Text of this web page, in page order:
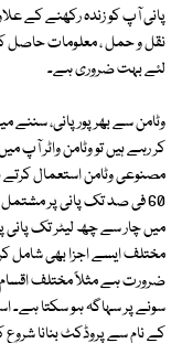
پانی آپ کو زندہ رکھنے کے
نقل و حمل ، معلومات حاصل
لئے بہت ضروری ہے۔
وٹامن سے بھرپور پانی، سننے
کر رہے ہیں تو وٹامن واٹر آپ
مصنوعی وٹامن استعمال کرتے
60 فی صد تک پانی پر
میں چار سے چھ لیٹر تک پانی
مختلف ایسے اجزا بھی شامل
ضرورت ہے مثلاً مختلف اقسام
سونے پر سہاگہ ہو سکتا ہے۔
کے نام سے پروڈکٹ بنانا